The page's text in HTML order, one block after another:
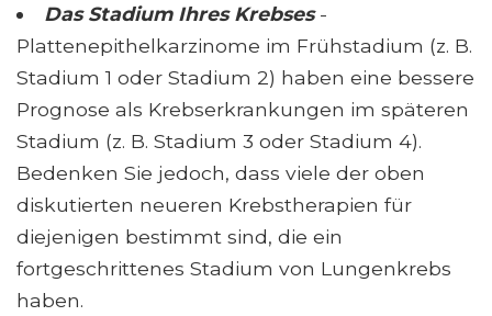
Das Stadium Ihres Krebses -
Plattenepithelkarzinome im Frühstadium (z. B.
Stadium 1 oder Stadium 2) haben eine bessere
Prognose als Krebserkrankungen im späteren
Stadium (z. B. Stadium 3 oder Stadium 4).
Bedenken Sie jedoch, dass viele der oben
diskutierten neueren Krebstherapien für
diejenigen bestimmt sind, die ein
fortgeschrittenes Stadium von Lungenkrebs
haben.